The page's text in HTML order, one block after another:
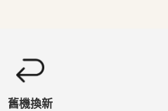
舊機換新